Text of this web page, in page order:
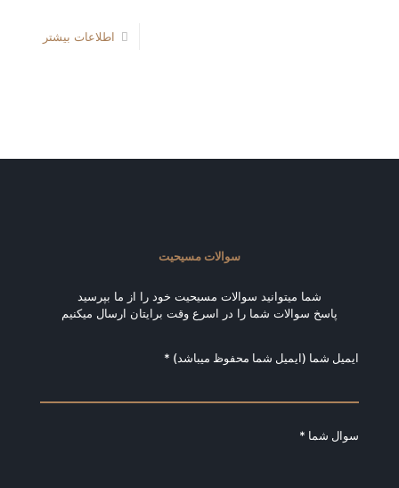
اطلاعات بیشتر
سوالات مسیحیت
شما میتوانید سوالات مسیحیت خود را از ما بپرسید
پاسخ سوالات شما را در اسرع وقت برایتان ارسال میکنیم
ایمیل شما (ایمیل شما محفوظ میباشد) *
سوال شما *